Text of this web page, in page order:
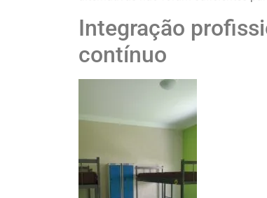
Integração
contínuo